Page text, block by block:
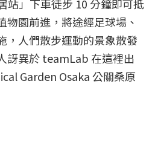
站」下車徒步 10 分鐘即可抵
物園前進，將途經足球場、
，人們散步運動的景象散發
訝異於 teamLab 在這裡出
Garden Osaka 公關桑原